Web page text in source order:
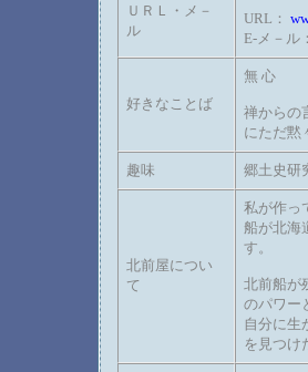
ＵＲＬ・メ－
ル
URL：
E-メ－ル
好きなことば
無 心
禅からの
にただ黙
趣味 郷土史研
北前屋につい
て
私が作っ
船が北海
す。
北前船が
のパワー
自分に生
を見つけ